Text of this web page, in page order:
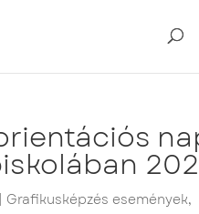
Grafikusképzés események,